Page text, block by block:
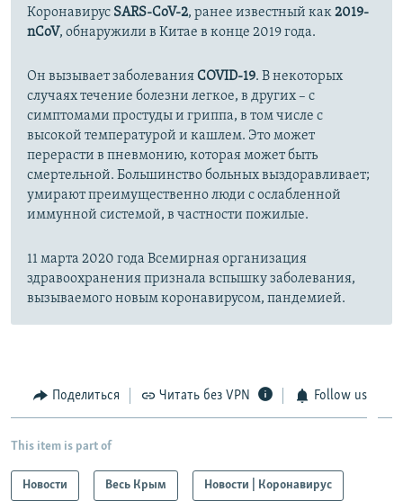
Коронавирус SARS-CoV-2, ранее известный как2019-
nCoV, обнаружили в Китае в конце 2019 года.
Он вызывает заболеванияCOVID-19. В некоторых
случаях течение болезни легкое, в других – с
симптомами простуды и гриппа, в том числе с
высокой температурой и кашлем. Это может
перерасти в пневмонию, которая может быть
смертельной. Большинство больных выздоравливает;
умирают преимущественно люди с ослабленной
иммунной системой, в частности пожилые.
11 марта 2020 года Всемирная организация
здравоохранения признала вспышку заболевания,
вызываемого новым коронавирусом, пандемией.
Поделиться Читать без VPN Follow us
This item is part of
Новости Весь Крым Новости | Коронавирус